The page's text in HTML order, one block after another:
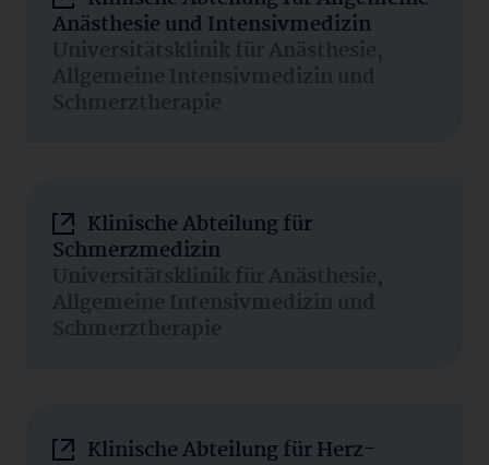
Anästhesie und Intensivmedizin
Universitätsklinik für Anästhesie,
Allgemeine Intensivmedizin und
Schmerztherapie
Klinische Abteilung für
Schmerzmedizin
Universitätsklinik für Anästhesie,
Allgemeine Intensivmedizin und
Schmerztherapie
Klinische Abteilung für Herz-